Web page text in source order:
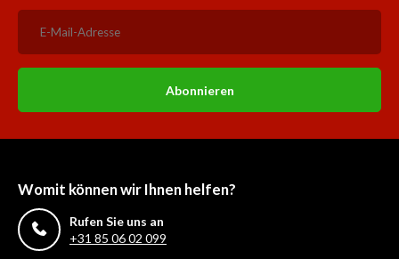
Abonnieren
Womit können wir Ihnen helfen?
Rufen Sie uns an
+31 85 06 02 099